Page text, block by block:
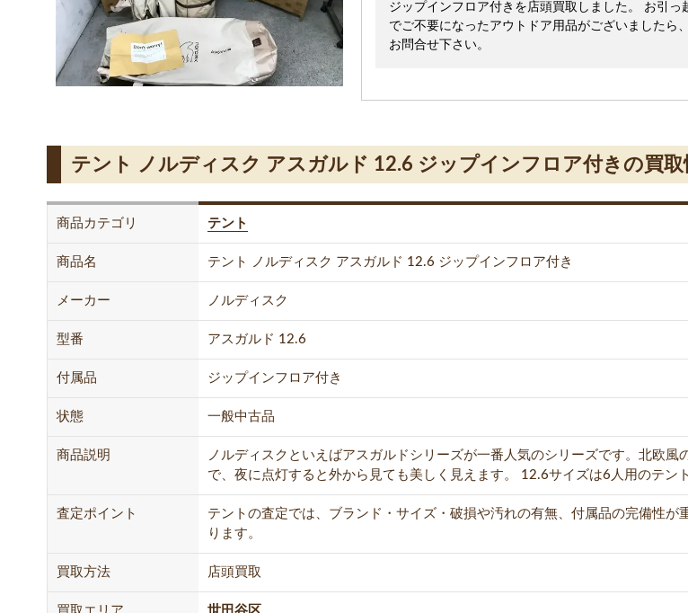
ジップインフロア付きを店頭買取しました。 お引っ
でご不要になったアウトドア用品がございましたら
お問合せ下さい。
テント ノルディスク アスガルド 12.6 ジップインフロア付きの買取
商品カテゴリ テント
商品名 テント ノルディスク アスガルド 12.6 ジップインフロア付き
メーカー ノルディスク
型番 アスガルド 12.6
付属品 ジップインフロア付き
状態 一般中古品
商品説明
ノルディスクといえばアスガルドシリーズが一番人気のシリーズです。北欧風
で、夜に点灯すると外から見ても美しく見えます。 12.6サイズは6人用のテン
査定ポイント
テントの査定では、ブランド・サイズ・破損や汚れの有無、付属品の完備性が
ります。
買取方法 店頭買取